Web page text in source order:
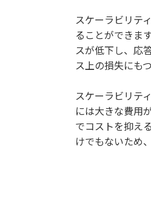
スケーラビリテ
ることができま
スが低下し、応
ス上の損失にも
スケーラビリテ
には大きな費用
でコストを抑え
けでもないため